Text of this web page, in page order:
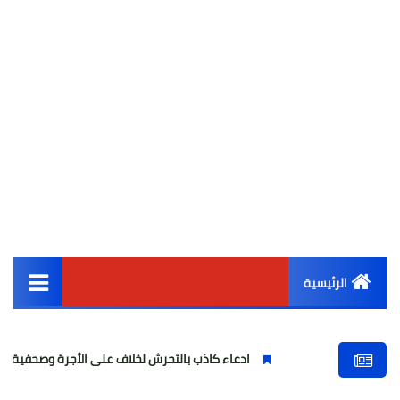
الرئيسية
أخبار مصر
ادعاء كاذب بالتحرش لخلاف على الأجرة وصحفية وهمية